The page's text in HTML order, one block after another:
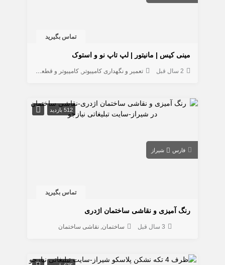
تماس بگیرید
مینی کیس | مانیتور | لپ تاپ نو و استوک
2 سال قبل تعمیر و نگهداری کامپیوتر کامپیوتر و قطعات
512 بازدید
فارس شیراز
تماس بگیرید
رنگ آمیزی و نقاشی ساختمان اژدری
3 سال قبل ساختمان نقاشی ساختمان